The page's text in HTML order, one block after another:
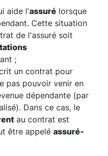
aide l'assuré lorsque
Cette situation
de l'assuré soit
;
un contrat pour
pas pouvoir venir en
dépendante (par
Dans ce cas, le
au contrat est
être appelé assuré-